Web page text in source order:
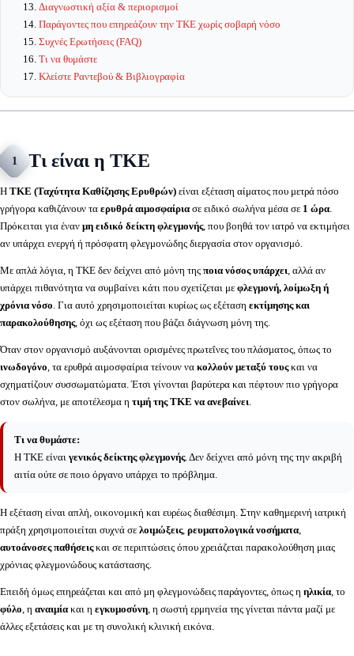
Διαγνωστική αξία & περιορισμοί
Παράγοντες που επηρεάζουν την ΤΚΕ χωρίς σοβαρή νόσο
Συχνές Ερωτήσεις (FAQ)
Τι να θυμάστε
Κλείστε Ραντεβού & Βιβλιογραφία
1 Τι είναι η ΤΚΕ
Η ΤΚΕ (Ταχύτητα Καθίζησης Ερυθρών) είναι εξέταση αίματος που μετρά πόσο
γρήγορα καθιζάνουν τα ερυθρά αιμοσφαίρια σε ειδικό σωλήνα μέσα σε 1 ώρα.
Πρόκειται για έναν μη ειδικό δείκτη φλεγμονής, που βοηθά τον ιατρό να εκτιμήσει
αν υπάρχει ενεργή ή πρόσφατη φλεγμονώδης διεργασία στον οργανισμό.
Με απλά λόγια, η ΤΚΕ δεν δείχνει από μόνη της ποια νόσος υπάρχει, αλλά αν
υπάρχει πιθανότητα να συμβαίνει κάτι που σχετίζεται με φλεγμονή, λοίμωξη ή
χρόνια νόσο. Για αυτό χρησιμοποιείται κυρίως ως εξέταση εκτίμησης και
παρακολούθησης, όχι ως εξέταση που βάζει διάγνωση μόνη της.
Όταν στον οργανισμό αυξάνονται ορισμένες πρωτεΐνες του πλάσματος, όπως το
ινωδογόνο, τα ερυθρά αιμοσφαίρια τείνουν να κολλούν μεταξύ τουςκαι να
σχηματίζουν συσσωματώματα. Έτσι γίνονται βαρύτερα και πέφτουν πιο γρήγορα
στον σωλήνα, με αποτέλεσμα η τιμή της ΤΚΕ να ανεβαίνει.
Τι να θυμάστε:
Η ΤΚΕ είναι γενικός δείκτης φλεγμονής. Δεν δείχνει από μόνη της την ακριβή
αιτία ούτε σε ποιο όργανο υπάρχει το πρόβλημα.
Η εξέταση είναι απλή, οικονομική και ευρέως διαθέσιμη. Στην καθημερινή ιατρική
πράξη χρησιμοποιείται συχνά σε λοιμώξεις, ρευματολογικά νοσήματα,
αυτοάνοσες παθήσειςκαι σε περιπτώσεις όπου χρειάζεται παρακολούθηση μιας
χρόνιας φλεγμονώδους κατάστασης.
Επειδή όμως επηρεάζεται και από μη φλεγμονώδεις παράγοντες, όπως η ηλικία, το
φύλο, η αναιμία και η εγκυμοσύνη, η σωστή ερμηνεία της γίνεται πάντα μαζί με
άλλες εξετάσεις και με τη συνολική κλινική εικόνα.